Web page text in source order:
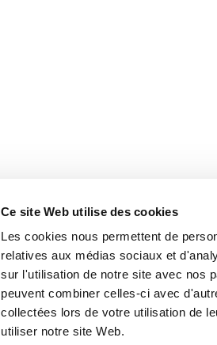
Ce site Web utilise des cookies
Les cookies nous permettent de
relatives aux médias sociaux et
sur l'utilisation de notre site avec nos
peuvent combiner celles-ci avec
collectées lors de votre utilisation de
utiliser notre site Web.